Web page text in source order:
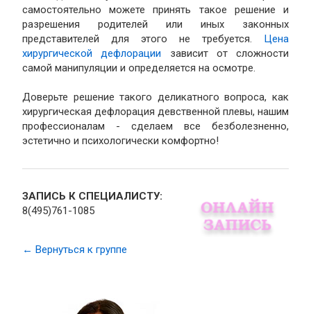
самостоятельно можете принять такое решение и
разрешения родителей или иных законных
представителей для этого не требуется. Цена
хирургической дефлорации зависит от сложности
самой манипуляции и определяется на осмотре.
Доверьте решение такого деликатного вопроса, как
хирургическая дефлорация девственной плевы, нашим
профессионалам - сделаем все безболезненно,
эстетично и психологически комфортно!
ЗАПИСЬ К СПЕЦИАЛИСТУ:
8(495)761-1085
← Вернуться к группе